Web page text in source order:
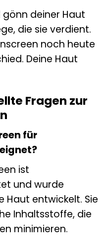
deiner Haut
die sie verdient.
noch heute
Deine Haut
Fragen zur
für
ist
und wurde
Haut entwickelt. Sie
Inhaltsstoffe, die
minimieren.